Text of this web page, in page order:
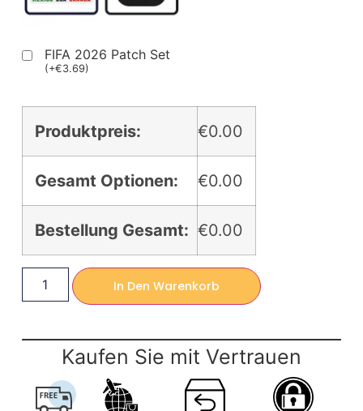
FIFA 2026 Patch Set
(+€3.69)
Produktpreis: €0.00
Gesamt Optionen: €0.00
Bestellung Gesamt: €0.00
In Den Warenkorb
Kaufen Sie mit Vertrauen